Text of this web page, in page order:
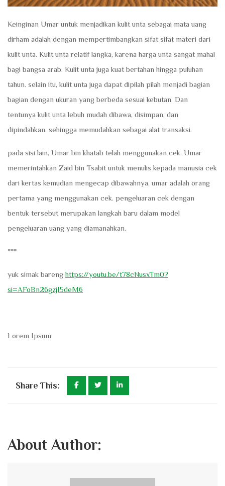
Keinginan Umar untuk menjadikan kulit unta sebagai mata uang
dirham adalah dengan mempertimbangkan sifat sifat materi dari
kulit unta. Kulit unta relatif langka, karena harga unta sangat mahal
bagi bangsa arab. Kulit unta juga kuat bertahan hingga puluhan
tahun. selain itu, kulit unta juga dapat dipilah pilah menjadi bagian
bagian dengan ukuran yang berbeda sesuai kebutan. Dan
tentunya kulit unta lebuh mudah dibawa, disimpan, dan
dipindahkan. sehingga memudahkan sebagai alat transaksi.
pada sisi lain, Umar bin khatab telah menggunakan cek. Umar
memerintahkan Zaid bin Tsabit untuk menulis kepada manusia cek
dari kertas kemudian mengecap dibawahnya. umar adalah orang
pertama yang menggunakan cek. pengeluaran cek dengan
bentuk tersebut merupakan langkah baru dalam model
pengeluaran uang yang diamanahkan.
***
yuk simak barenghttps://youtu.be/t78cNusxTm0?
si=AFoBn26gzjI5deM6
Lorem Ipsum
Share This:
About Author: